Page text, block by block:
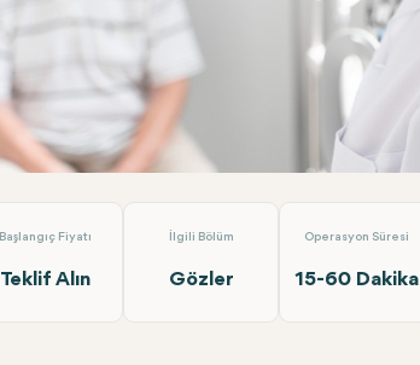
Başlangıç Fiyatı
Teklif Alın
İlgili Bölüm
Gözler
Operasyon Süresi
15-60 Dakika